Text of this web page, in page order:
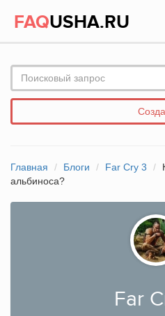
FAQUSHA.RU
Главная Блоги Far Cry 3
альбиноса?
Far